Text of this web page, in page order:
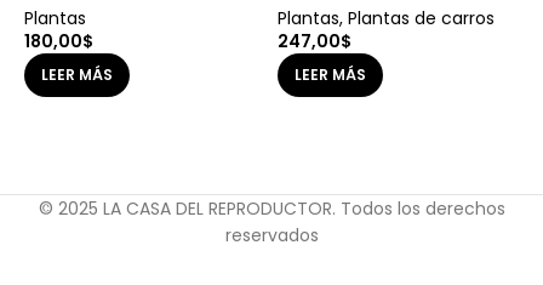
Plantas
180,00$
LEER MÁS
Plantas, Plantas de carros
247,00$
LEER MÁS
© 2025 LA CASA DEL REPRODUCTOR. Todos los derechos
reservados